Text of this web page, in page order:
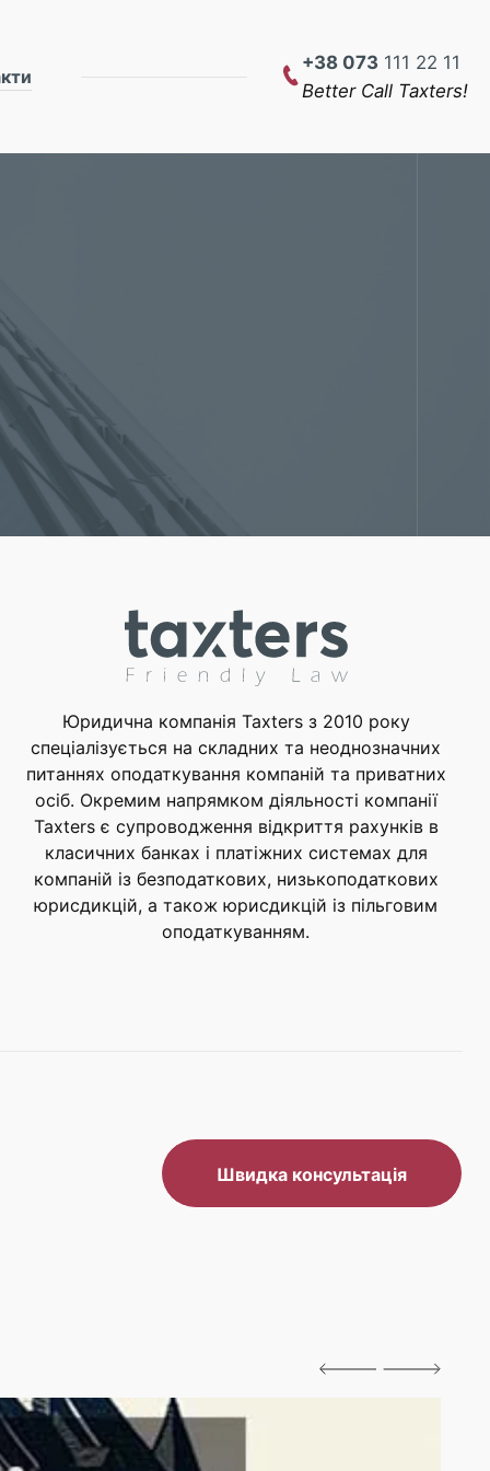
+38 073 111 22 11
Better Call Taxters!
Юридична компанія Taxters з 2010 року
спеціалізується на складних та неоднозначних
питаннях оподаткування компаній та приватних
осіб. Окремим напрямком діяльності компанії
Taxters є супроводження відкриття рахунків в
класичних банках і платіжних системах для
компаній із безподаткових, низькоподаткових
юрисдикцій, а також юрисдикцій із пільговим
оподаткуванням.
Швидка консультація